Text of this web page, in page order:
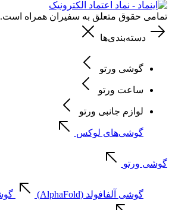
تمامی حقوق متعلق به سفیران همراه است.
دسته‌بندی‌ها
گوشی ورتو
ساعت ورتو
لوازم جانبی ورتو
گوشی‌های لوکس
گوشی ورتو
گوشی آلفافولد (AlphaFold)